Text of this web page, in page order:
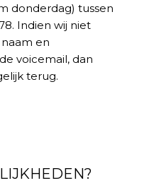
donderdag) tussen
Indien wij niet
en
voicemail, dan
terug.